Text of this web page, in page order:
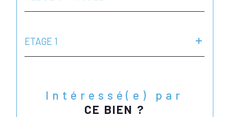
ETAGE 1
Intéressé(e) par
CE BIEN ?